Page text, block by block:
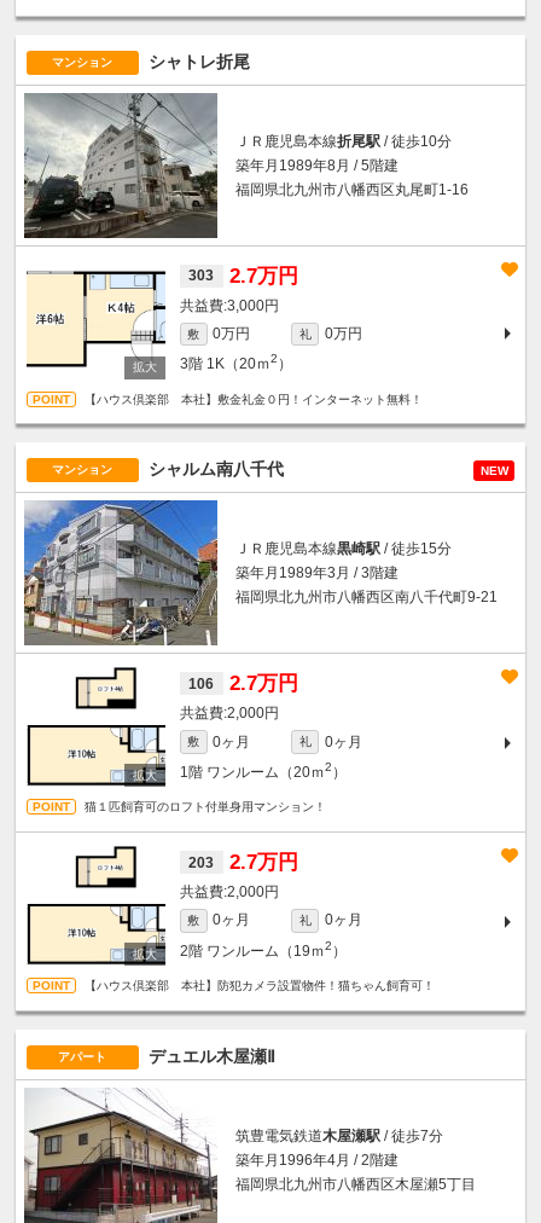
マンション シャトレ折尾
ＪＲ鹿児島本線折尾駅 / 徒歩10分
築年月1989年8月 / 5階建
福岡県北九州市八幡西区丸尾町1-16
303 2.7万円
3,000円
敷 0万円 礼
0万円
3階 1K（20ｍ2 ）
【ハウス倶楽部 本社】敷金礼金０円！インターネット無料！
マンション シャルム南八千代 NEW
ＪＲ鹿児島本線黒崎駅 / 徒歩15分
築年月1989年3月 / 3階建
福岡県北九州市八幡西区南八千代町9-21
106 2.7万円
2,000円
敷 0ヶ月 礼
0ヶ月
1階 ワンルーム（20ｍ2 ）
猫１匹飼育可のロフト付単身用マンション！
203 2.7万円
2,000円
敷 0ヶ月 礼
0ヶ月
2階 ワンルーム（19ｍ2 ）
【ハウス倶楽部 本社】防犯カメラ設置物件！猫ちゃん飼育可！
アパート デュエル木屋瀬Ⅱ
筑豊電気鉄道木屋瀬駅 / 徒歩7分
築年月1996年4月 / 2階建
福岡県北九州市八幡西区木屋瀬5丁目